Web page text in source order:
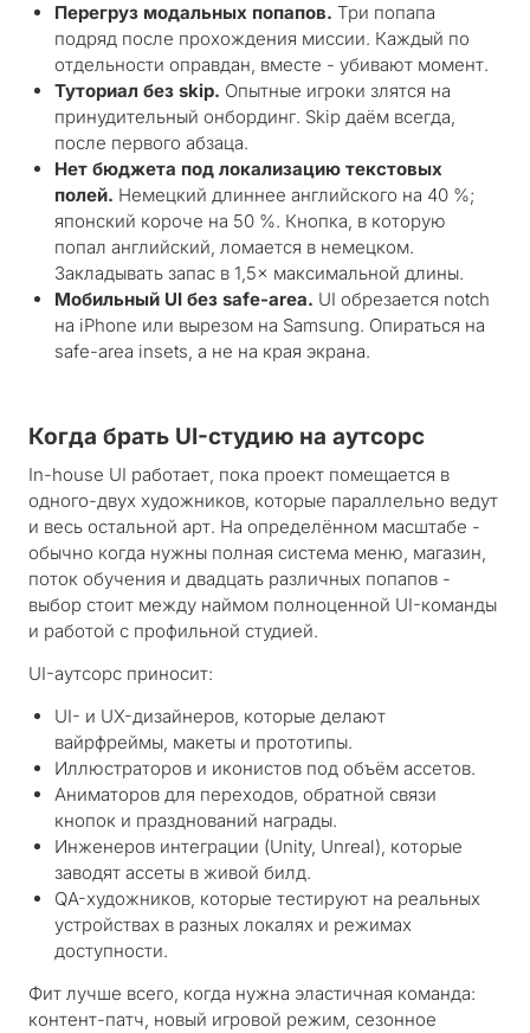
Перегруз модальных попапов. Три попапа
подряд после прохождения миссии. Каждый по
отдельности оправдан, вместе - убивают момент.
Туториал без skip. Опытные игроки злятся на
принудительный онбординг. Skip даём всегда,
после первого абзаца.
Нет бюджета под локализацию текстовых
полей. Немецкий длиннее английского на 40 %;
японский короче на 50 %. Кнопка, в которую
попал английский, ломается в немецком.
Закладывать запас в 1,5× максимальной длины.
Мобильный UI без safe-area. UI обрезается notch
на iPhone или вырезом на Samsung. Опираться на
safe-area insets, а не на края экрана.
Когда брать UI-студию на аутсорс
In-house UI работает, пока проект помещается в
одного-двух художников, которые параллельно ведут
и весь остальной арт. На определённом масштабе -
обычно когда нужны полная система меню, магазин,
поток обучения и двадцать различных попапов -
выбор стоит между наймом полноценной UI-команды
и работой с профильной студией.
UI-аутсорс приносит:
UI- и UX-дизайнеров, которые делают
вайрфреймы, макеты и прототипы.
Иллюстраторов и иконистов под объём ассетов.
Аниматоров для переходов, обратной связи
кнопок и празднований награды.
Инженеров интеграции (Unity, Unreal), которые
заводят ассеты в живой билд.
QA-художников, которые тестируют на реальных
устройствах в разных локалях и режимах
доступности.
Фит лучше всего, когда нужна эластичная команда:
контент-патч, новый игровой режим, сезонное